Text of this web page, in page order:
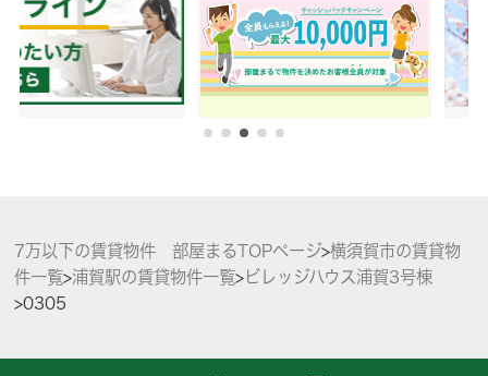
7万以下の賃貸物件 部屋まるTOPページ>横須賀市の賃貸物
件一覧>浦賀駅の賃貸物件一覧>ビレッジハウス浦賀3号棟
>0305